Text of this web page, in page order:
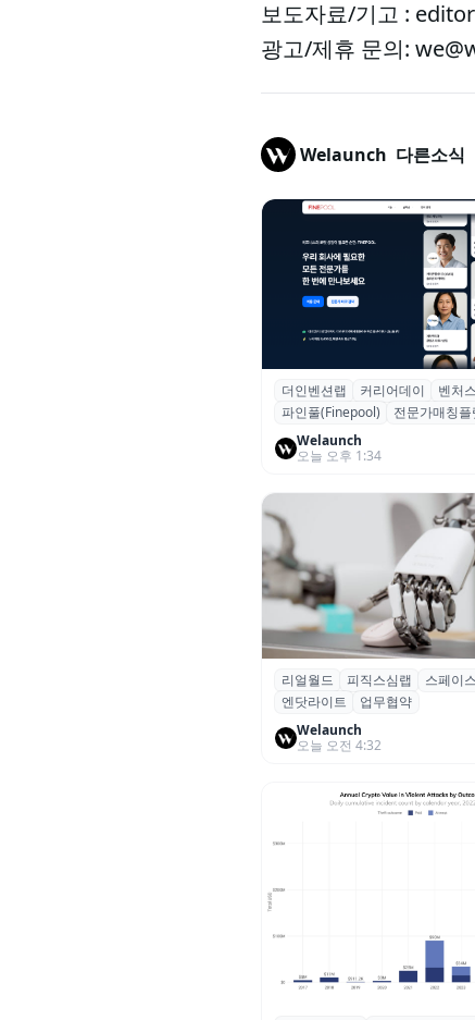
보도자료/기고 :
광고/제휴 문의:
Welaunch 다른소식
더인벤션랩·커리어데이, 스타
가 매칭 플랫폼 ‘파인풀’ 출시
더인벤션랩 커리어데이
벤처
파인풀(Finepool)
전문가매칭플
Welaunch
오늘 오후 1:34
리얼월드, 로봇테크 스타트업
잡고 휴머노이드 표준 만든다
리얼월드 피직스심랩
스페이
엔닷라이트
업무협약
Welaunch
오늘 오전 4:32